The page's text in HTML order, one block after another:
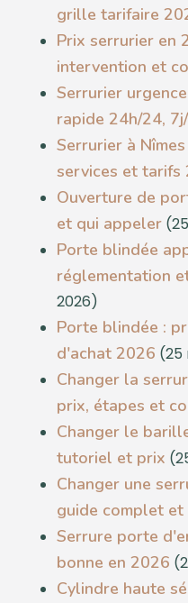
grille tarifaire
Prix serrurier en
intervention et
Serrurier
rapide 24h/24,
Serrurier à
services et tarifs
Ouverture de
et qui appeler
Porte blindée
réglementation
2026)
Porte blindée :
d'achat 2026 (25
Changer la
prix, étapes et
Changer le
tutoriel et prix
Changer une
guide complet
Serrure porte
bonne en 2026
Cylindre haute